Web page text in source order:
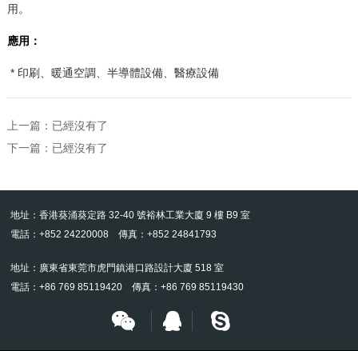
用。
應用：
* 印刷、暖通空調、半導體設備、醫療設備
上一篇：已經沒有了
下一篇：已經沒有了
地址：香港葵涌葵定路 32-40 號裕林工業大廈 9 樓 B9 室
電話：+852 24220008 傳真：+852 24841793
地址：廣東省東莞市虎門鎮港口路設計大廈 518 室
電話：+86 769 85119420 傳真：+86 769 85119430